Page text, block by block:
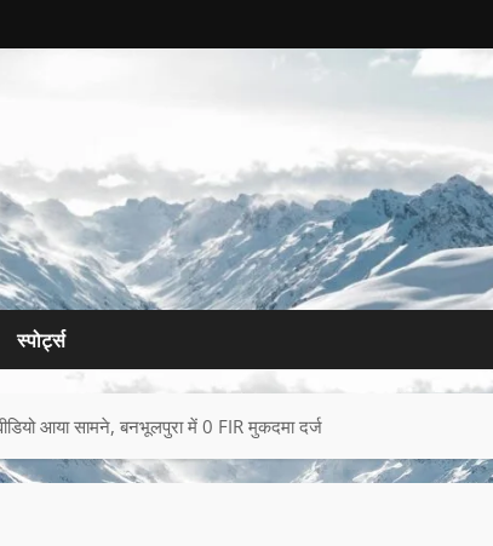
स्पोर्ट्स
आया सामने, बनभूलपुरा में 0 FIR मुकदमा दर्ज